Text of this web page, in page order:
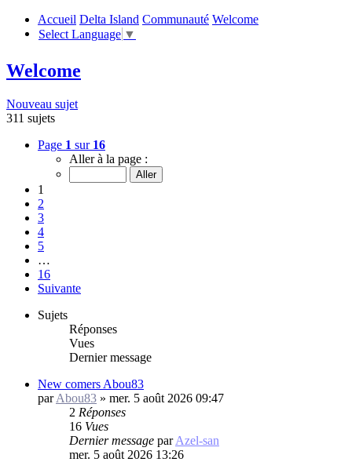
Accueil Delta Island Communauté Welcome
Select Language ▼
Welcome
Nouveau sujet
311 sujets
Page 1 sur 16
Aller à la page :
1
2
3
4
5
…
16
Suivante
Sujets
Réponses
Vues
Dernier message
New comers Abou83
parAbou83 » mer. 5 août 2026 09:47
2 Réponses
16 Vues
Dernier message parAzel-san
mer. 5 août 2026 13:26